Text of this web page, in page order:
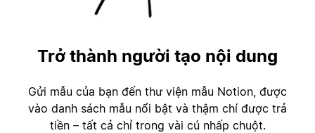
Trở thành người tạo nội dung
Gửi mẫu của bạn đến thư viện mẫu Notion, được
vào danh sách mẫu nổi bật và thậm chí được trả
tiền – tất cả chỉ trong vài cú nhấp chuột.